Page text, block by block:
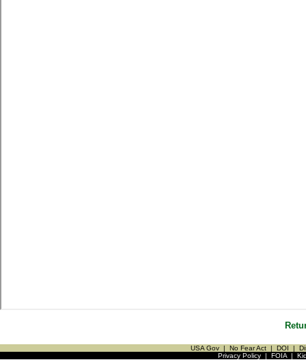
USA Gov | No Fear Act | DOI |
Privacy Policy| FOIA|